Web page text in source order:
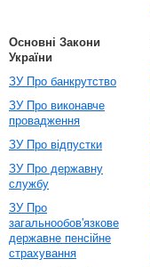
Основні Закони
України
ЗУ Про банкрутство
ЗУ Про виконавче
провадження
ЗУ Про відпустки
ЗУ Про державну
службу
ЗУ Про
загальнообов'язкове
державне пенсійне
страхування